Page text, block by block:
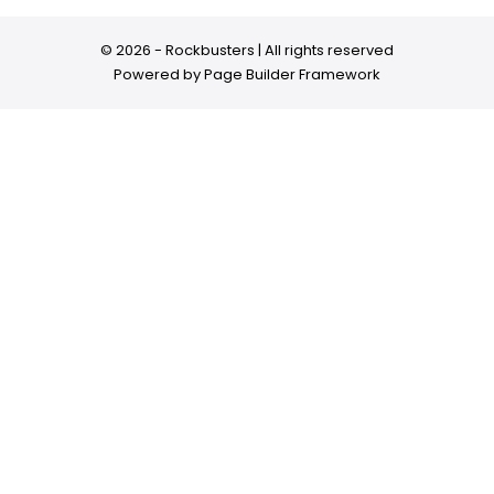
© 2026 - Rockbusters | All rights reserved
Powered byPage Builder Framework